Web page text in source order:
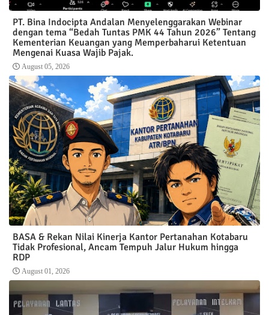
PT. Bina Indocipta Andalan Menyelenggarakan Webinar
dengan tema “Bedah Tuntas PMK 44 Tahun 2026” Tentang
Kementerian Keuangan yang Memperbaharui Ketentuan
Mengenai Kuasa Wajib Pajak.
August 05, 2026
BASA & Rekan Nilai Kinerja Kantor Pertanahan Kotabaru
Tidak Profesional, Ancam Tempuh Jalur Hukum hingga
RDP
August 01, 2026